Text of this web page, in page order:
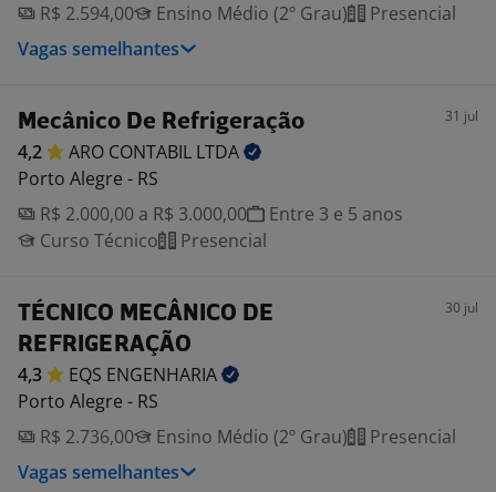
R$ 2.594,00
Ensino Médio (2º Grau)
Presencial
Vagas semelhantes
Mecânico De Refrigeração 31 jul
4,2 ARO CONTABIL LTDA
Porto Alegre - RS
R$ 2.000,00 a R$ 3.000,00
Entre 3 e 5 anos
Curso Técnico
Presencial
TÉCNICO MECÂNICO DE
REFRIGERAÇÃO
30 jul
4,3 EQS ENGENHARIA
Porto Alegre - RS
R$ 2.736,00
Ensino Médio (2º Grau)
Presencial
Vagas semelhantes